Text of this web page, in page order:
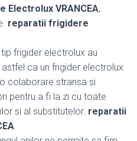
VRANCEA,
reparatii frigidere
frigider electrolux au
ca un frigider electrolux
colaborare stransa si
pentru a fi la zi cu toate
si al substitutelor. reparatii